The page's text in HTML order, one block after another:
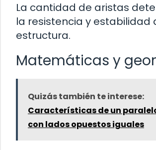
La cantidad de aristas
la resistencia y estabilidad
estructura.
Matemáticas y
Quizás también te interese:
Características de un
con lados opuestos iguales